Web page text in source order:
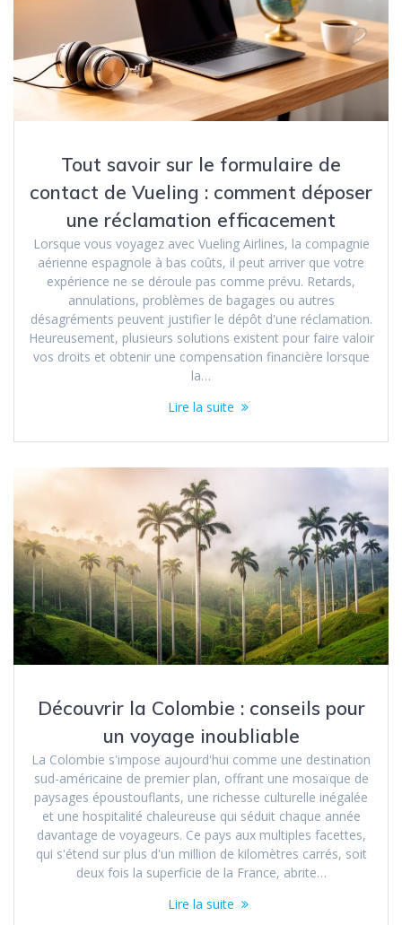
Tout savoir sur le formulaire de
contact de Vueling : comment déposer
une réclamation efficacement
Lorsque vous voyagez avec Vueling Airlines, la compagnie
aérienne espagnole à bas coûts, il peut arriver que votre
expérience ne se déroule pas comme prévu. Retards,
annulations, problèmes de bagages ou autres
désagréments peuvent justifier le dépôt d'une réclamation.
Heureusement, plusieurs solutions existent pour faire valoir
vos droits et obtenir une compensation financière lorsque
la…
Lire la suite
Découvrir la Colombie : conseils pour
un voyage inoubliable
La Colombie s'impose aujourd'hui comme une destination
sud-américaine de premier plan, offrant une mosaïque de
paysages époustouflants, une richesse culturelle inégalée
et une hospitalité chaleureuse qui séduit chaque année
davantage de voyageurs. Ce pays aux multiples facettes,
qui s'étend sur plus d'un million de kilomètres carrés, soit
deux fois la superficie de la France, abrite…
Lire la suite